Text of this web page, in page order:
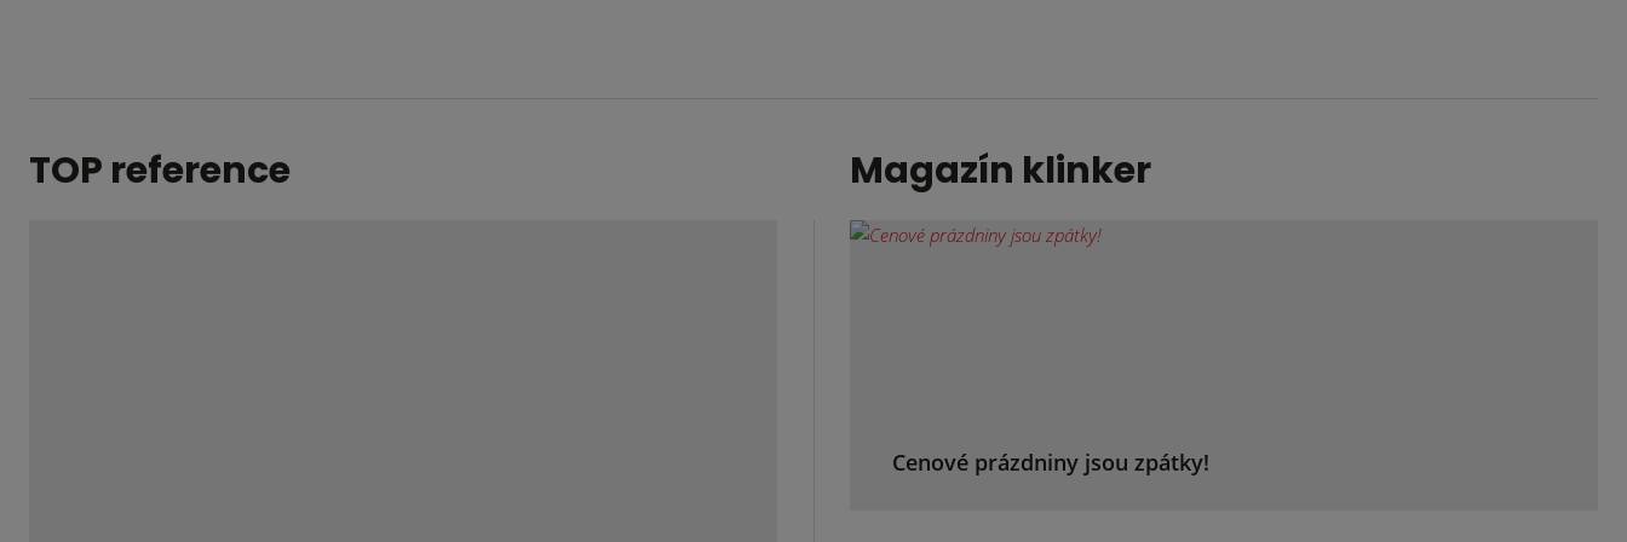
TOP reference Magazín klinker
Cenové prázdniny jsou zpátky!